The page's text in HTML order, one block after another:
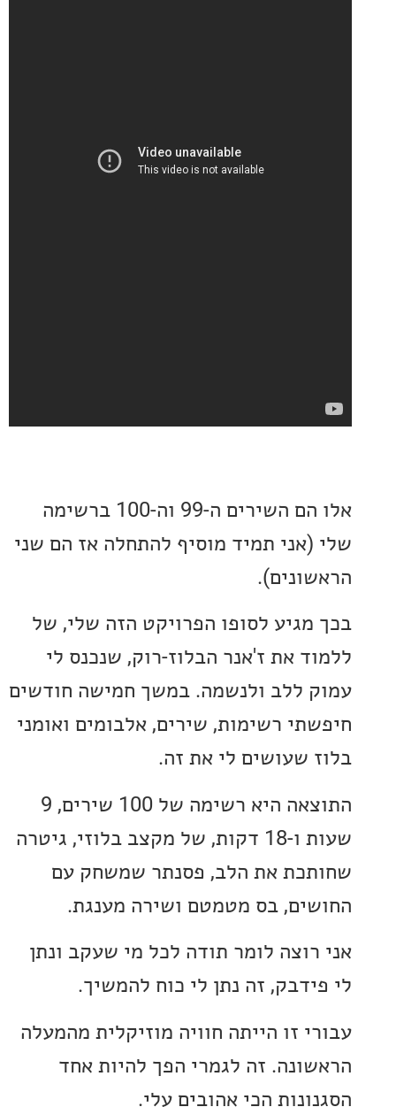
אלו הם השירים ה-99 וה-100 ברשימה
תמיד מוסיף להתחלה אז הם שני
לסופו הפרויקט הזה שלי, של
את ז'אנר הבלוז-רוק, שנכנס לי
ללב ולנשמה. במשך חמישה חודשים
רשימות, שירים, אלבומים ואומני
שעושים לי את זה.
התוצאה היא רשימה של 100 שירים, 9
שעות ו-18 דקות, של מקצב בלוזי, גיטרה
את הלב, פסנתר שמשחק עם
בס מטמטם ושירה מענגת.
לומר תודה לכל מי שעקב ונתן
זה נתן לי כוח להמשיך.
זו הייתה חוויה מוזיקלית מהמעלה
זה לגמרי הפך להיות אחד
הכי אהובים עלי.